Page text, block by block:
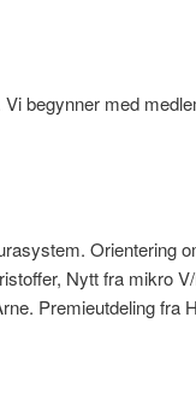
begynner med
Orientering
Nytt fra mikro
Premieutdeling fra